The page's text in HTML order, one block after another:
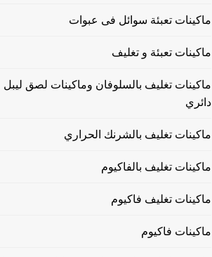
ماكينات تعبئة سوائل فى عبوات
ماكينات تعبئة و تغليف
ماكينات تغليف بالسلوفان وماكينات لصق ليبل
دائري
ماكينات تغليف بالشرنك الحراري
ماكينات تغليف بالفاكيوم
ماكينات تغليف فاكيوم
ماكينات فاكيوم